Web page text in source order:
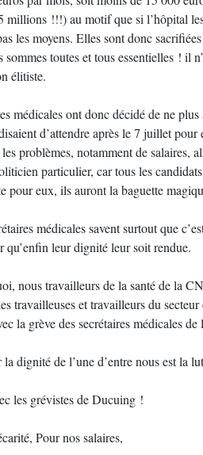
millions !!!) au motif que si l’hôpital
les moyens. Elles sont donc
sommes toutes et tous essentielles ! il
élitiste.
médicales ont donc décidé de ne
d’attendre après le 7 juillet
problèmes, notamment de salaires,
particulier, car tous les
pour eux, ils auront la baguette
médicales savent surtout que
qu’enfin leur dignité leur soit rendue.
nous travailleurs de la santé de la
travailleuses et travailleurs du
la grève des secrétaires médicales
dignité de l’une d’entre nous est la
les grévistes de Ducuing !
Pour nos salaires,